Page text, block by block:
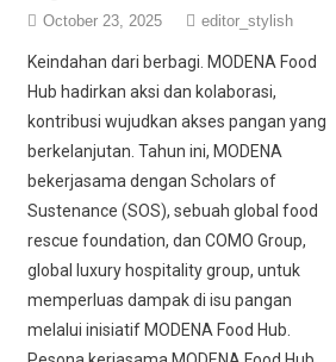
October 23, 2025 editor_stylish
Keindahan dari berbagi. MODENA Food
Hub hadirkan aksi dan kolaborasi,
kontribusi wujudkan akses pangan yang
berkelanjutan. Tahun ini, MODENA
bekerjasama dengan Scholars of
Sustenance (SOS), sebuah global food
rescue foundation, dan COMO Group,
global luxury hospitality group, untuk
memperluas dampak di isu pangan
melalui inisiatif MODENA Food Hub.